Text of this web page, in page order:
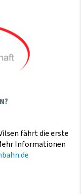
fährt die erste
Informationen